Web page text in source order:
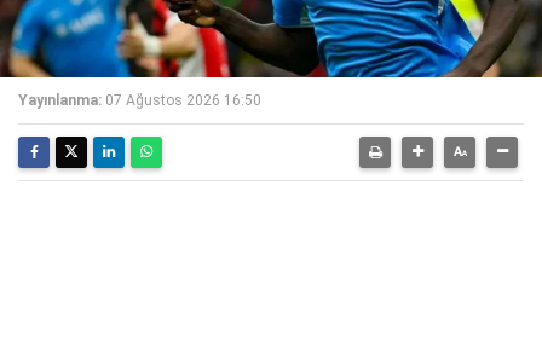
Yayınlanma: 07 Ağustos 2026 16:50